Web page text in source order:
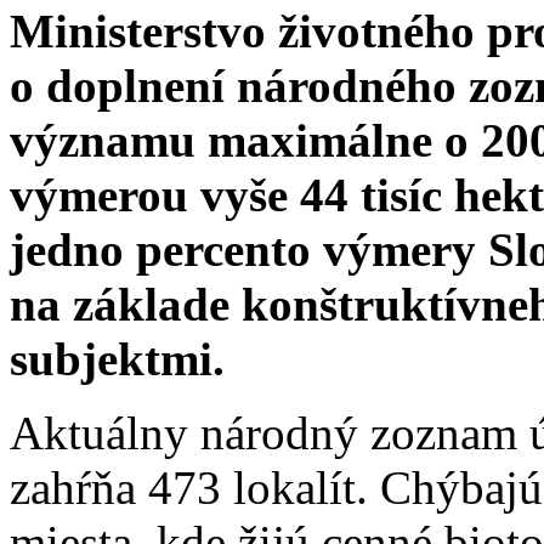
Ministerstvo životného
o doplnení národného
významu maximálne o
výmerou vyše 44 tisíc
jedno percento výmery
na základe
subjektmi.
Aktuálny národný zoznam
zahŕňa 473 lokalít.